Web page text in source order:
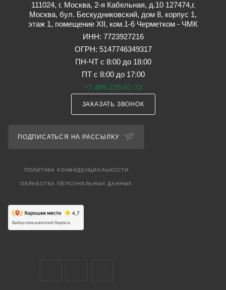
111024, г. Москва, 2-я Кабельная, д.10 127474,г.
Москва, бул. Бескудниковский, дом 8, корпус 1,
этаж 1, помещение XII, ком.1-6 Черметком - ЧМК
ИНН: 7723927216
ОГРН: 5147746349317
ПН-ЧТ с 8:00 до 18:00
ПТ с 8:00 до 17:00
+7 499-220-01-33
ЗАКАЗАТЬ ЗВОНОК
ПОДПИСАТЬСЯ НА РАССЫЛКУ
ПОЛИТИКА КОНФИДЕНЦИАЛЬНОСТИ
ОБРАБОТКА ПЕРСОНАЛЬНЫХ ДАННЫХ